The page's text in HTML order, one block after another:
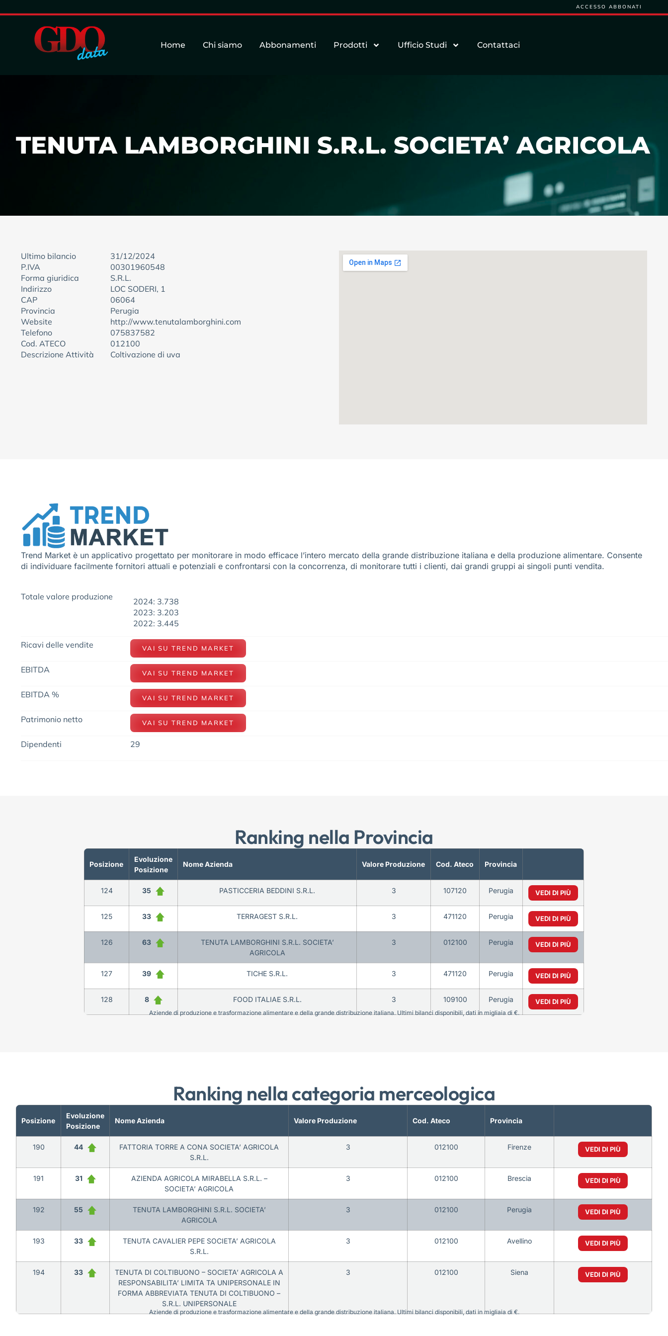
ACCESSO ABBONATI
Home Chi siamo Abbonamenti Prodotti Ufficio Studi Contattaci
TENUTA LAMBORGHINI S.R.L. SOCIETA’ AGRICOLA
Ultimo bilancio
31/12/2024
P.IVA
00301960548
Forma giuridica
S.R.L.
Indirizzo
LOC SODERI, 1
CAP
06064
Provincia
Perugia
Website
http://www.tenutalamborghini.com
Telefono
075837582
Cod. ATECO
012100
Descrizione Attività
Coltivazione di uva
Trend Market è un applicativo progettato per monitorare in modo efficace l’intero mercato della grande distribuzione italiana e della produzione alimentare. Consente
di individuare facilmente fornitori attuali e potenziali e confrontarsi con la concorrenza, di monitorare tutti i clienti, dai grandi gruppi ai singoli punti vendita.
Totale valore produzione
2024: 3.738
2023: 3.203
2022: 3.445
Ricavi delle vendite VAI SU TREND MARKET
EBITDA VAI SU TREND MARKET
EBITDA % VAI SU TREND MARKET
Patrimonio netto VAI SU TREND MARKET
Dipendenti 29
Ranking nella Provincia
Posizione
Evoluzione
Posizione
Nome Azienda Valore Produzione Cod. Ateco Provincia
124 35 PASTICCERIA BEDDINI S.R.L. 3 107120 Perugia VEDI DI PIÙ
125 33 TERRAGEST S.R.L. 3 471120 Perugia VEDI DI PIÙ
126 63
TENUTA LAMBORGHINI S.R.L. SOCIETA’
AGRICOLA
3 012100 Perugia VEDI DI PIÙ
127 39 TICHE S.R.L. 3 471120 Perugia VEDI DI PIÙ
128 8 FOOD ITALIAE S.R.L. 3 109100 Perugia VEDI DI PIÙ
Aziende di produzione e trasformazione alimentare e della grande distribuzione italiana. Ultimi bilanci disponibili, dati in migliaia di €.
Ranking nella categoria merceologica
Posizione
Evoluzione
Posizione
Nome Azienda Valore Produzione Cod. Ateco Provincia
190 44
FATTORIA TORRE A CONA SOCIETA’ AGRICOLA
S.R.L.
3 012100 Firenze VEDI DI PIÙ
191 31
AZIENDA AGRICOLA MIRABELLA S.R.L. –
SOCIETA’ AGRICOLA
3 012100 Brescia VEDI DI PIÙ
192 55
TENUTA LAMBORGHINI S.R.L. SOCIETA’
AGRICOLA
3 012100 Perugia VEDI DI PIÙ
193 33
TENUTA CAVALIER PEPE SOCIETA’ AGRICOLA
S.R.L.
3 012100 Avellino VEDI DI PIÙ
194 33
TENUTA DI COLTIBUONO – SOCIETA’ AGRICOLA A
RESPONSABILITA’ LIMITA TA UNIPERSONALE IN
FORMA ABBREVIATA TENUTA DI COLTIBUONO –
S.R.L. UNIPERSONALE
3 012100 Siena VEDI DI PIÙ
Aziende di produzione e trasformazione alimentare e della grande distribuzione italiana. Ultimi bilanci disponibili, dati in migliaia di €.